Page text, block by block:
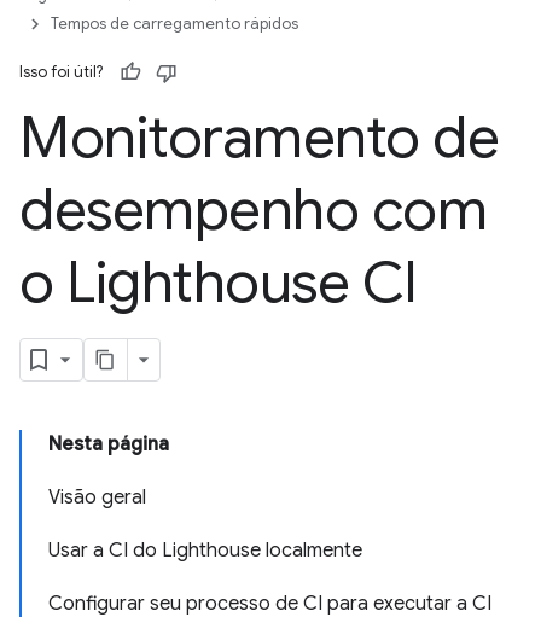
Tempos de carregamento rápidos
Isso foi útil?
Monitoramento de
desempenho com
o Lighthouse CI
Nesta página
Visão geral
Usar a CI do Lighthouse localmente
Configurar seu processo de CI para executar a CI